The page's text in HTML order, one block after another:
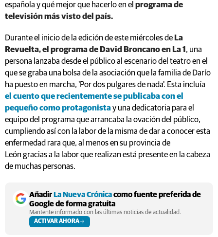
española y qué mejor que hacerlo en el programa de
televisión más visto del país.
Durante el inicio de la edición de este miércoles de La
Revuelta, el programa de David Broncano en La 1 , una
persona lanzaba desde el público al escenario del teatro en el
que se graba una bolsa de la asociación que la familia de Darío
ha puesto en marcha, 'Por dos pulgares de nada'. Esta incluía
el cuento que recientemente se publicaba con el
pequeño como protagonistay una dedicatoria para el
equipo del programa que arrancaba la ovación del público,
cumpliendo así con la labor de la misma de dar a conocer esta
enfermedad rara que, al menos en su provincia de
León gracias a la labor que realizan está presente en la cabeza
de muchas personas.
AñadirLa Nueva Crónicacomo fuente preferida de
Google de forma gratuita
Mantente informado con las últimas noticias de actualidad.
ACTIVAR AHORA